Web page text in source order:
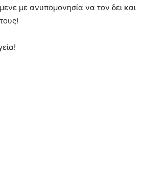
με ανυπομονησία να τον δει και